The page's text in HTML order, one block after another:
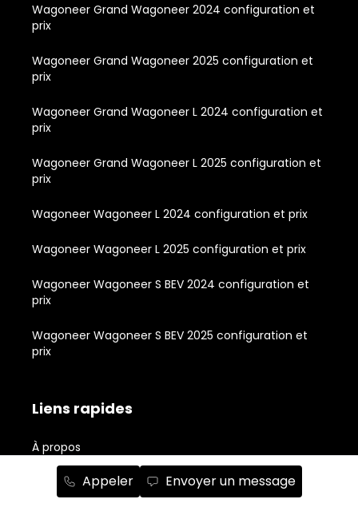
Appeler Envoyer un message
Wagoneer Grand Wagoneer 2024 configuration et
prix
Wagoneer Grand Wagoneer 2025 configuration et
prix
Wagoneer Grand Wagoneer L 2024 configuration et
prix
Wagoneer Grand Wagoneer L 2025 configuration et
prix
Wagoneer Wagoneer L 2024 configuration et prix
Wagoneer Wagoneer L 2025 configuration et prix
Wagoneer Wagoneer S BEV 2024 configuration et
prix
Wagoneer Wagoneer S BEV 2025 configuration et
prix
Liens rapides
À propos
Inventaire de véhicules neufs